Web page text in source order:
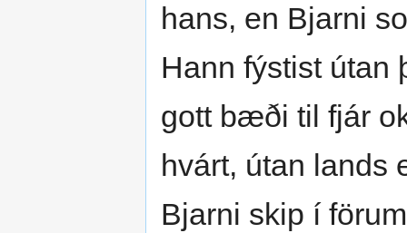
hans, en Bjarni
Hann fýstist útan
gott bæði til fjár
hvárt, útan lands
Bjarni skip í